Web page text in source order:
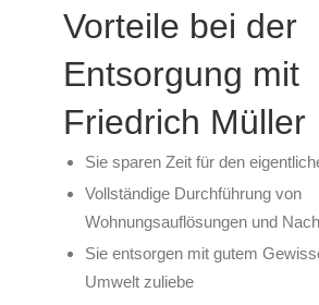
Vorteile bei der
Entsorgung mit
Friedrich Müller
Sie sparen Zeit für den
Vollständige Durchführung von
Wohnungsauflösungen und
Sie entsorgen mit gutem
Umwelt zuliebe